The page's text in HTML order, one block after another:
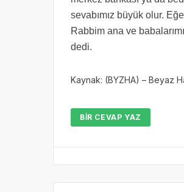
sevabımız büyük olur.
Rabbim ana ve
dedi. ​
Kaynak: (BYZHA) – Beyaz
BIR CEVAP YAZ